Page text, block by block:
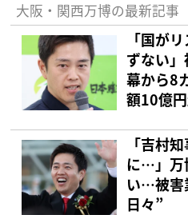
大阪・関西万博の最新記事
「国が
ずない
幕から8
額10億
「吉村
に…」万
い…被害
日々”